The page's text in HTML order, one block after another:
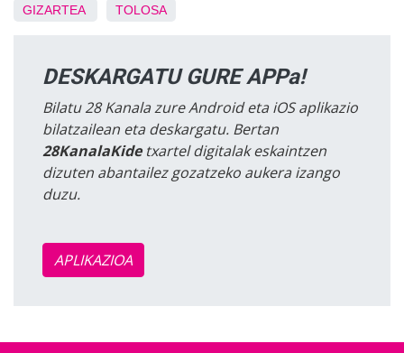
GIZARTEA TOLOSA
DESKARGATU GURE APPa!
Bilatu 28 Kanala zure Android eta iOS aplikazio
bilatzailean eta deskargatu. Bertan
28KanalaKidetxartel digitalak eskaintzen
dizuten abantailez gozatzeko aukera izango
duzu.
APLIKAZIOA